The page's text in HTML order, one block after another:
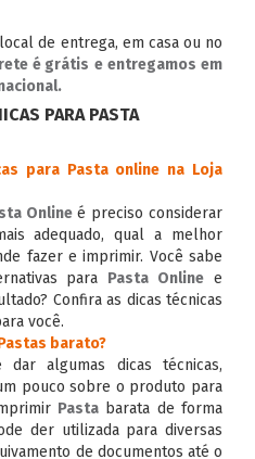
de entrega, em casa ou no
é grátis e entregamos em
PARA PASTA
para Pasta online na Loja
Onlineé preciso considerar
adequado, qual a melhor
fazer e imprimir. Você sabe
para Pasta Online e
Confira as dicas técnicas
você.
barato?
dar algumas dicas técnicas,
pouco sobre o produto para
Pasta barata de forma
der utilizada para diversas
de documentos até o